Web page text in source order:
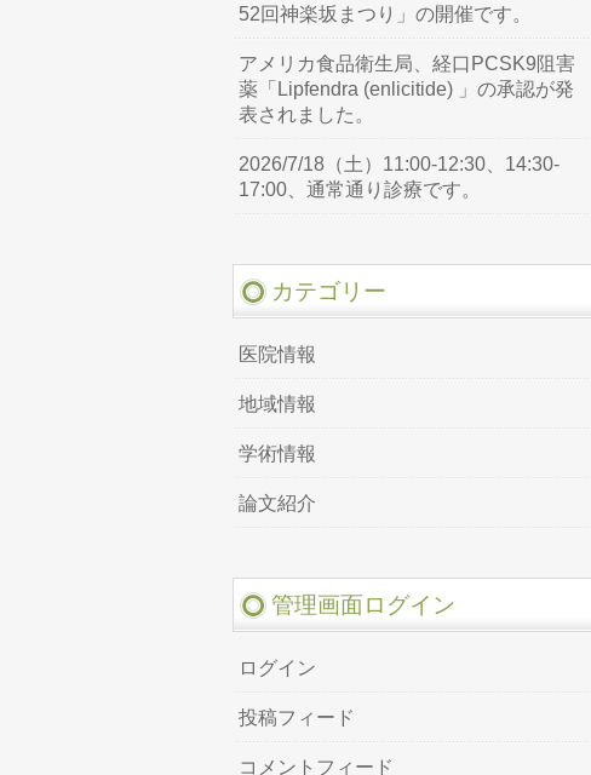
52回神楽坂まつり」の開催です。
アメリカ食品衛生局、経口PCSK9阻害
薬「Lipfendra (enlicitide) 」の承認が発
表されました。
2026/7/18（土）11:00-12:30、14:30-
17:00、通常通り診療です。
カテゴリー
医院情報
地域情報
学術情報
論文紹介
管理画面ログイン
ログイン
投稿フィード
コメントフィード